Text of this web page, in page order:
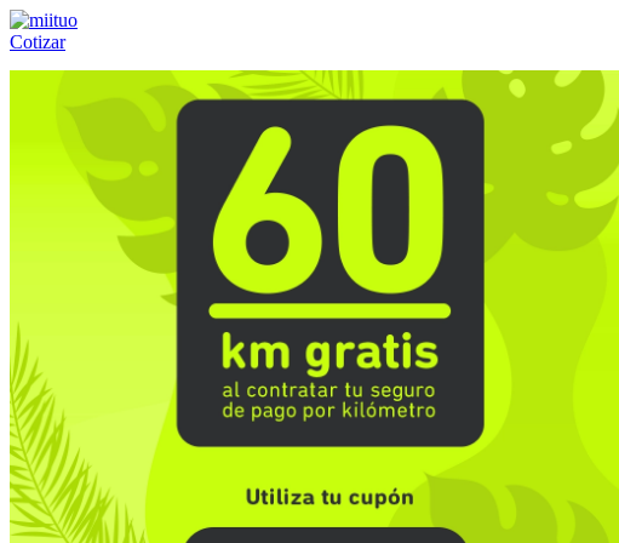
Cotizar
(55) 84-21-05-00ó800-953-00-59